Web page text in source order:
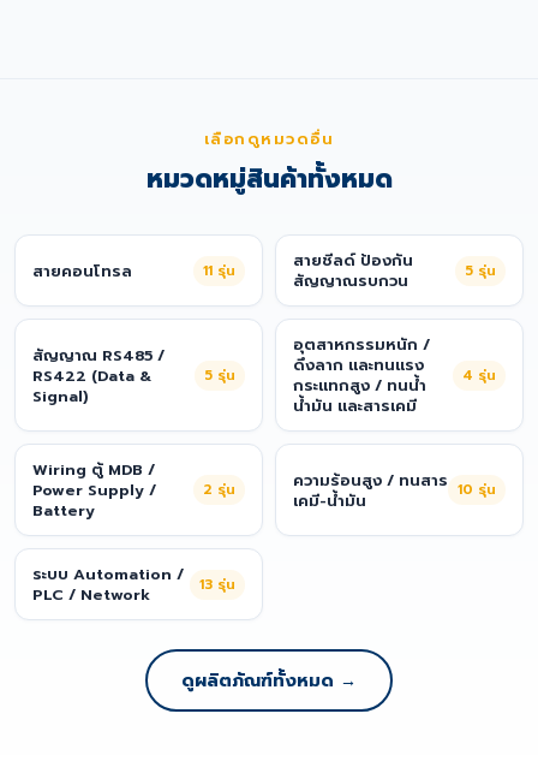
เลือกดูหมวดอื่น
หมวดหมู่สินค้าทั้งหมด
สายคอนโทรล 11 รุ่น
สายชีลด์ ป้องกัน
สัญญาณรบกวน
5 รุ่น
สัญญาณ RS485 /
RS422 (Data &
Signal)
5 รุ่น
อุตสาหกรรมหนัก /
ดึงลาก และทนแรง
กระแทกสูง / ทนน้ำ
น้ำมัน และสารเคมี
4 รุ่น
Wiring ตู้ MDB /
Power Supply /
Battery
2 รุ่น
ความร้อนสูง / ทนสาร
เคมี-น้ำมัน
10 รุ่น
ระบบ Automation /
PLC / Network
13 รุ่น
ดูผลิตภัณฑ์ทั้งหมด →